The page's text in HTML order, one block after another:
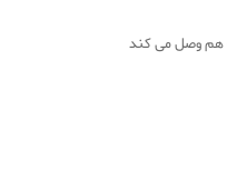
هم وصل می کند